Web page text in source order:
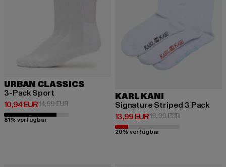
URBAN CLASSICS
3-Pack Sport
10,94 EUR
Derzeitiger Preis: 10,94 EUR
14,99 EURAktionspreis: 14,99 EUR
81% verfügbar
KARL KANI
Signature Striped 3 Pack
13,99 EUR
Derzeitiger Preis: 13,99 EUR
19,99 EURAktionspreis:
20% verfügbar